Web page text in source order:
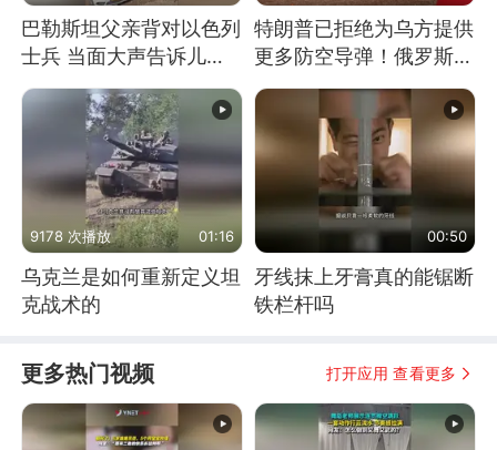
巴勒斯坦父亲背对以色列
士兵 当面大声告诉儿
子：永远不要害怕他们！
特朗普已拒绝为乌方提供
更多防空导弹！俄罗斯抓
住窗口期猛炸基辅
9178 次播放 01:16
乌克兰是如何重新定义坦
克战术的
00:50
牙线抹上牙膏真的能锯断
铁栏杆吗
更多热门视频 打开应用 查看更多